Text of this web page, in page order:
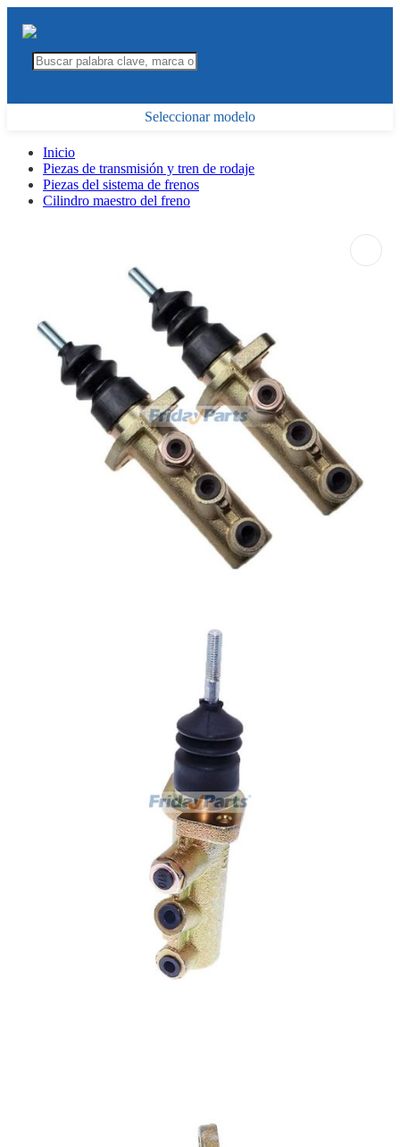
Seleccionar modelo
Inicio
Piezas de transmisión y tren de rodaje
Piezas del sistema de frenos
Cilindro maestro del freno